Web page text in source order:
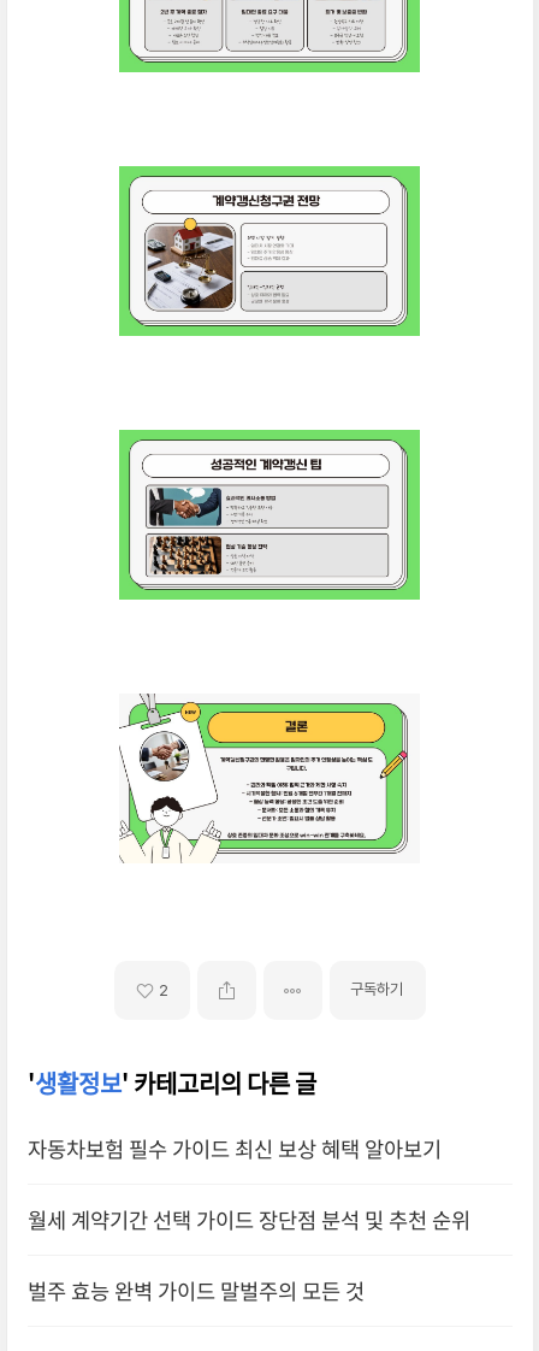
2 구독하기
'생활정보' 카테고리의 다른 글
자동차보험 필수 가이드 최신 보상 혜택 알아보기
월세 계약기간 선택 가이드 장단점 분석 및 추천 순위
벌주 효능 완벽 가이드 말벌주의 모든 것